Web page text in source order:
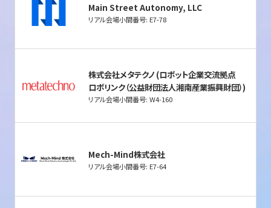
Main Street Autonomy, LLC
リアル会場小間番号: E7-78
株式会社メタテクノ (ロボット企業交流拠点
ロボリンク（公益財団法人湘南産業振興財団）)
リアル会場小間番号: W4-160
Mech-Mind株式会社
リアル会場小間番号: E7-64